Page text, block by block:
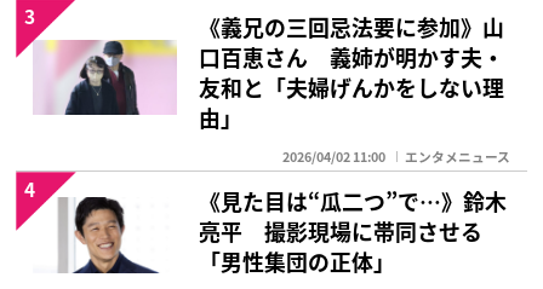
《義兄の三回忌法要に参加》山
口百恵さん 義姉が明かす夫・
友和と「夫婦げんかをしない理
由」
2026/04/02 11:00 エンタメニュース
3
《見た目は“瓜二つ”で…》鈴木
亮平 撮影現場に帯同させる
「男性集団の正体」
4